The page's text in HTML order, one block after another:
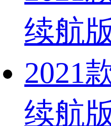
续航
2021
续航